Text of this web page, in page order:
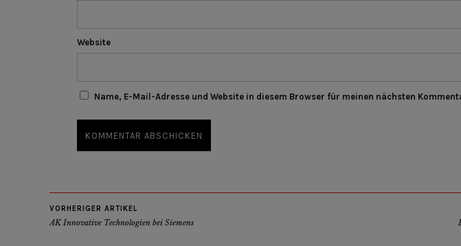
Website
Name, E-Mail-Adresse und Website in diesem Browser für meinen nächsten
VORHERIGER ARTIKEL
AK Innovative Technologien bei Siemens